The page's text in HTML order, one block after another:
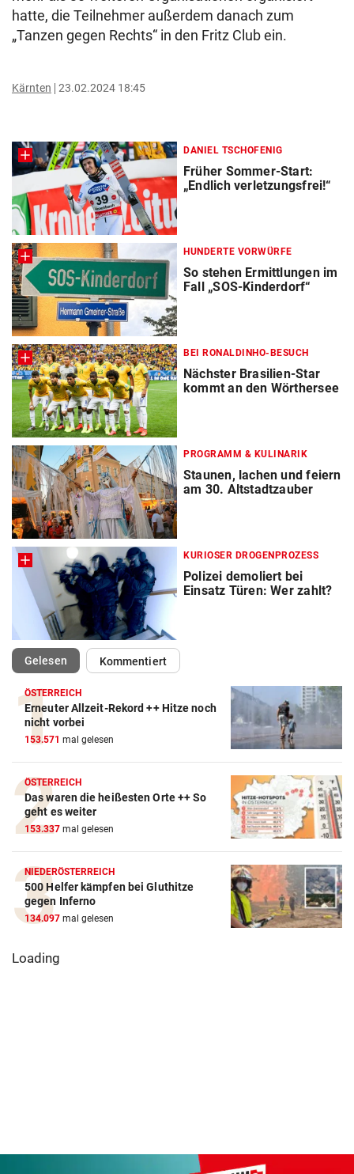
hatte, die Teilnehmer außerdem danach zum
„Tanzen gegen Rechts“ in den Fritz Club ein.
Kärnten 23.02.2024 18:45
DANIEL TSCHOFENIG
Früher Sommer-Start:
„Endlich verletzungsfrei!“
HUNDERTE VORWÜRFE
So stehen Ermittlungen im
Fall „SOS-Kinderdorf“
BEI RONALDINHO-BESUCH
Nächster Brasilien-Star
kommt an den Wörthersee
PROGRAMM & KULINARIK
Staunen, lachen und feiern
am 30. Altstadtzauber
KURIOSER DROGENPROZESS
Polizei demoliert bei
Einsatz Türen: Wer zahlt?
Gelesen(ausgewählt)Kommentiert
ÖSTERREICH
Erneuter Allzeit-Rekord ++ Hitze noch
nicht vorbei
153.571 mal gelesen
ÖSTERREICH
Das waren die heißesten Orte ++ So
geht es weiter
153.337 mal gelesen
NIEDERÖSTERREICH
500 Helfer kämpfen bei Gluthitze
gegen Inferno
134.097 mal gelesen
Loading